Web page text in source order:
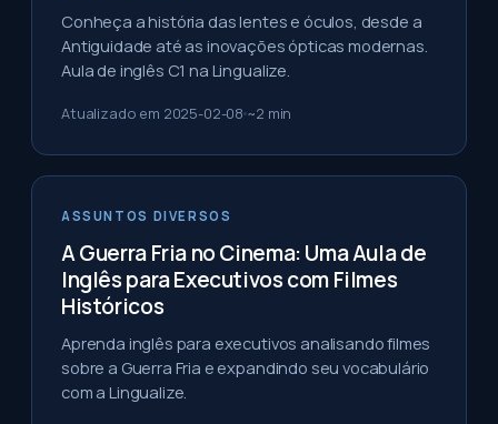
Conheça a história das lentes e óculos, desde a
Antiguidade até as inovações ópticas modernas.
Aula de inglês C1 na Lingualize.
Atualizado em 2025-02-08 ~2 min
ASSUNTOS DIVERSOS
A Guerra Fria no Cinema: Uma Aula de
Inglês para Executivos com Filmes
Históricos
Aprenda inglês para executivos analisando filmes
sobre a Guerra Fria e expandindo seu vocabulário
com a Lingualize.